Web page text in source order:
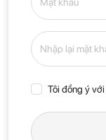
Tôi đồng ý với